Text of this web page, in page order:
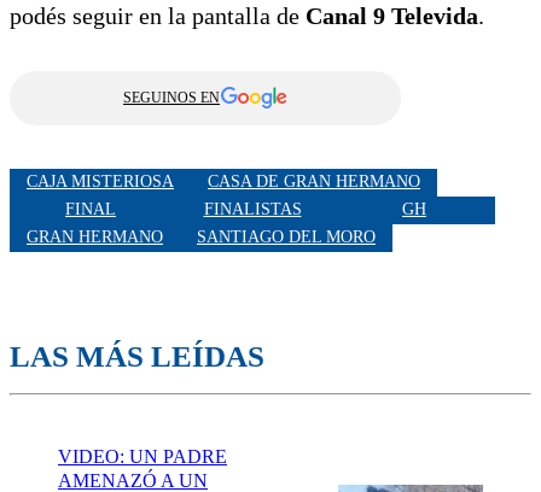
podés seguir en la pantalla de Canal 9 Televida.
SEGUINOS EN
CAJA MISTERIOSA
CASA DE GRAN HERMANO
FINAL
FINALISTAS
GH
GRAN HERMANO
SANTIAGO DEL MORO
LAS MÁS LEÍDAS
VIDEO: UN PADRE
AMENAZÓ A UN